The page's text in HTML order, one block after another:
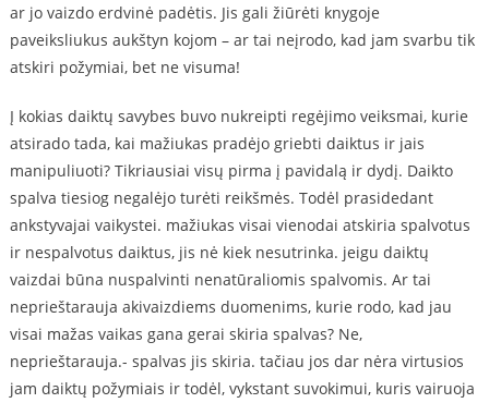
ar jo vaizdo erdvinė padėtis. Jis gali žiūrėti knygoje
paveiksliukus aukštyn kojom – ar tai neįrodo, kad jam svarbu tik
atskiri požymiai, bet ne visuma!
Į kokias daiktų savybes buvo nukreipti regėjimo veiksmai, kurie
atsirado tada, kai mažiukas pradėjo griebti daiktus ir jais
manipuliuoti? Tikriausiai visų pirma į pavidalą ir dydį. Daikto
spalva tiesiog negalėjo turėti reikšmės. Todėl prasidedant
ankstyvajai vaikystei. mažiukas visai vienodai atskiria spalvotus
ir nespalvotus daiktus, jis nė kiek nesutrinka. jeigu daiktų
vaizdai būna nuspalvinti nenatūraliomis spalvomis. Ar tai
neprieštarauja akivaizdiems duomenims, kurie rodo, kad jau
visai mažas vaikas gana gerai skiria spalvas? Ne,
neprieštarauja.- spalvas jis skiria. tačiau jos dar nėra virtusios
jam daiktų požymiais ir todėl, vykstant suvokimui, kuris vairuoja